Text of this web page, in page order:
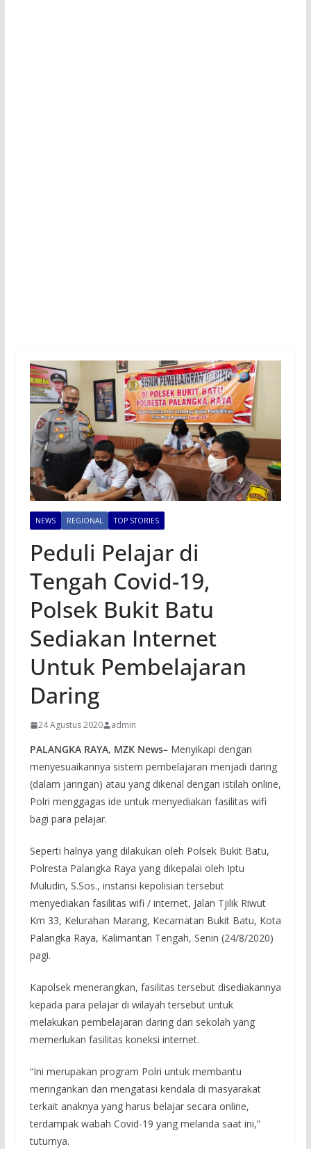
NEWS REGIONAL TOP STORIES
Peduli Pelajar di
Tengah Covid-19,
Polsek Bukit Batu
Sediakan Internet
Untuk Pembelajaran
Daring
24 Agustus 2020 admin
PALANGKA RAYA, MZK News– Menyikapi dengan
menyesuaikannya sistem pembelajaran menjadi daring
(dalam jaringan) atau yang dikenal dengan istilah online,
Polri menggagas ide untuk menyediakan fasilitas wifi
bagi para pelajar.
Seperti halnya yang dilakukan oleh Polsek Bukit Batu,
Polresta Palangka Raya yang dikepalai oleh Iptu
Muludin, S.Sos., instansi kepolisian tersebut
menyediakan fasilitas wifi / internet, Jalan Tjilik Riwut
Km 33, Kelurahan Marang, Kecamatan Bukit Batu, Kota
Palangka Raya, Kalimantan Tengah, Senin (24/8/2020)
pagi.
Kapolsek menerangkan, fasilitas tersebut disediakannya
kepada para pelajar di wilayah tersebut untuk
melakukan pembelajaran daring dari sekolah yang
memerlukan fasilitas koneksi internet.
“Ini merupakan program Polri untuk membantu
meringankan dan mengatasi kendala di masyarakat
terkait anaknya yang harus belajar secara online,
terdampak wabah Covid-19 yang melanda saat ini,”
tuturnya.